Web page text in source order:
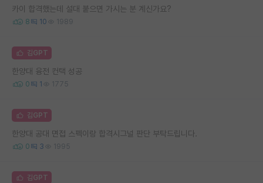
카이 합격했는데 설대 붙으면 가시는 분 계신가요?
8 10 1989
김GPT
한양대 융전 컨택 성공
0 1 1775
김GPT
한양대 공대 면접 스펙이랑 합격시그널 판단 부탁드립니다.
0 3 1995
김GPT